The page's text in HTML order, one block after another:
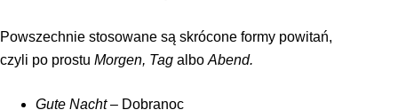
Powszechnie stosowane są skrócone formy powitań,
czyli po prostu Morgen, Tag albo Abend.
Gute Nacht– Dobranoc